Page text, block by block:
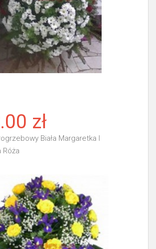
zł
Biała Margaretka I
Róża
Więcej